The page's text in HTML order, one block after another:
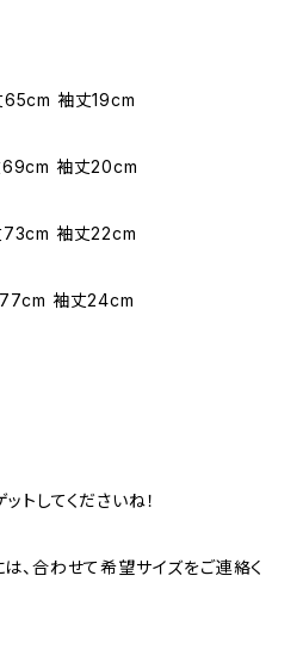
袖丈19cm
袖丈20cm
袖丈22cm
袖丈24cm
トしてくださいね！
、合わせて希望サイズをご連絡く